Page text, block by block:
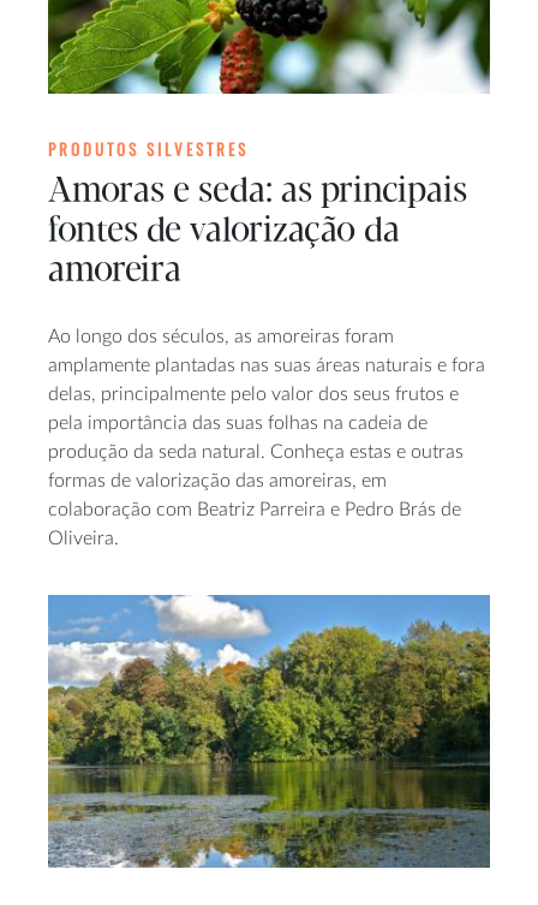
PRODUTOS SILVESTRES
Amoras e seda: as principais
fontes de valorização da
amoreira
Ao longo dos séculos, as amoreiras foram
amplamente plantadas nas suas áreas naturais e fora
delas, principalmente pelo valor dos seus frutos e
pela importância das suas folhas na cadeia de
produção da seda natural. Conheça estas e outras
formas de valorização das amoreiras, em
colaboração com Beatriz Parreira e Pedro Brás de
Oliveira.